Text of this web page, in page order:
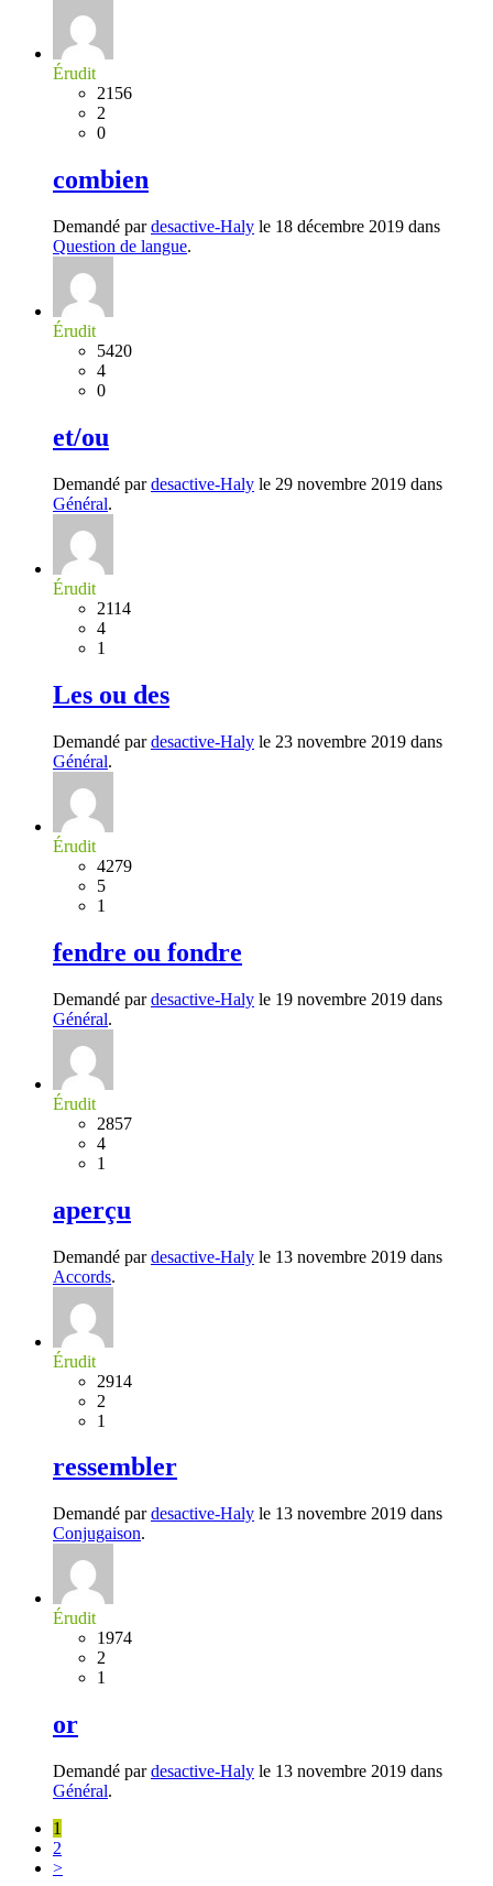
Érudit
2156
2
0
combien
Demandé pardesactive-Haly le 18 décembre 2019 dans
Question de langue.
Érudit
5420
4
0
et/ou
Demandé pardesactive-Haly le 29 novembre 2019 dans
Général.
Érudit
2114
4
1
Les ou des
Demandé pardesactive-Haly le 23 novembre 2019 dans
Général.
Érudit
4279
5
1
fendre ou fondre
Demandé pardesactive-Haly le 19 novembre 2019 dans
Général.
Érudit
2857
4
1
aperçu
Demandé pardesactive-Haly le 13 novembre 2019 dans
Accords.
Érudit
2914
2
1
ressembler
Demandé pardesactive-Haly le 13 novembre 2019 dans
Conjugaison.
Érudit
1974
2
1
or
Demandé pardesactive-Haly le 13 novembre 2019 dans
Général.
1
2
>